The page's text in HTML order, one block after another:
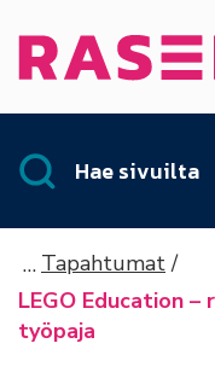
Etusivu
Hae sivuilta
Tapahtumat
LEGO Education
työpaja